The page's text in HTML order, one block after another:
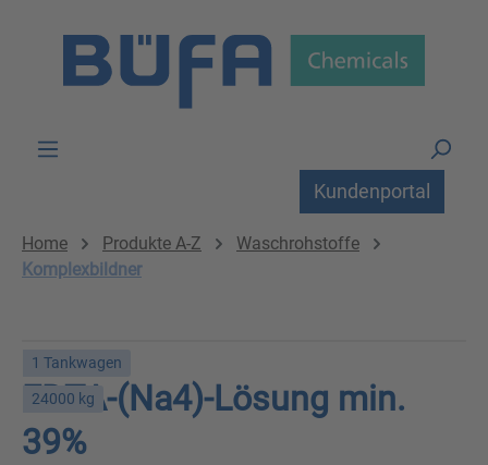
Kundenportal
Home Produkte A-Z
Waschrohstoffe
Komplexbildner
1 Tankwagen
24000 kg
EDTA-(Na4)-Lösung min.
39%